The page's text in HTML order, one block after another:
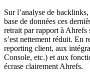
Sur l’analyse de
base de données ces
retrait par rapport à Ahrefs
s’est nettement réduit. En
reporting client, aux
Console, etc.) et aux
écrase clairement Ahrefs.